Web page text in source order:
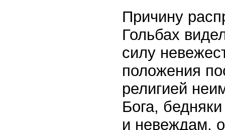
Причину
Гольбах
силу
положения
религией
Бога,
и невеждам,